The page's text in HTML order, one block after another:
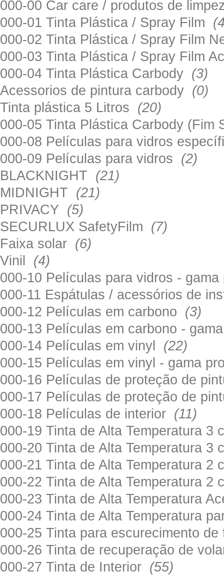
000-00 Car care / produtos de
000-01 Tinta Plástica / Spray Film
000-02 Tinta Plástica / Spray Film
000-03 Tinta Plástica / Spray Film
000-04 Tinta Plástica Carbody (3)
Acessorios de pintura carbody (0)
Tinta plástica 5 Litros (20)
000-05 Tinta Plástica Carbody
000-08 Películas para vidros
000-09 Películas para vidros (2)
BLACKNIGHT (21)
MIDNIGHT (21)
PRIVACY (5)
SECURLUX SafetyFilm (7)
Faixa solar (6)
Vinil (4)
000-10 Películas para vidros -
000-11 Espátulas / acessórios de
000-12 Películas em carbono (3)
000-13 Películas em carbono -
000-14 Películas em vinyl (22)
000-15 Películas em vinyl - gama
000-16 Películas de proteção de
000-17 Películas de proteção de
000-18 Películas de interior (11)
000-19 Tinta de Alta Temperatura
000-20 Tinta de Alta Temperatura
000-21 Tinta de Alta Temperatura
000-22 Tinta de Alta Temperatura
000-23 Tinta de Alta Temperatura
000-24 Tinta de Alta Temperatura
000-25 Tinta para escurecimento
000-26 Tinta de recuperação de
000-27 Tinta de Interior (55)